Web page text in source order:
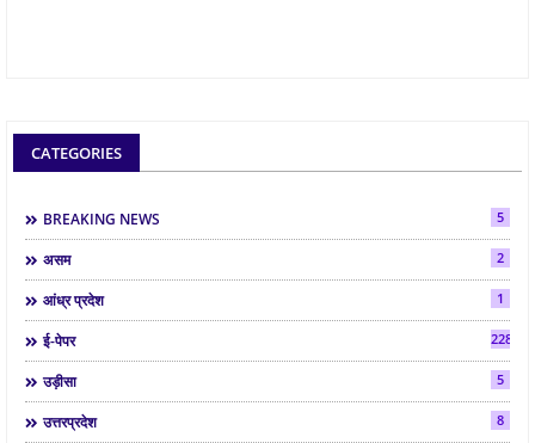
CATEGORIES
BREAKING NEWS 5
असम 2
आंध्र प्रदेश 1
ई-पेपर 2286
उड़ीसा 5
उत्तरप्रदेश 8